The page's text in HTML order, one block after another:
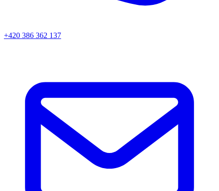
+420 386 362 137